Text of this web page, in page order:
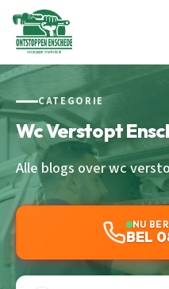
CATEGORIE
Wc Verstopt
Alle blogs over wc
NU
BEL